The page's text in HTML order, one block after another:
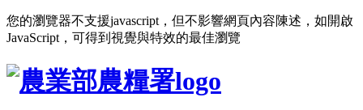
您的瀏覽器不支援javascript，但不影響網頁內容陳述，如開啟
JavaScript，可得到視覺與特效的最佳瀏覽
跳到主要內容區塊